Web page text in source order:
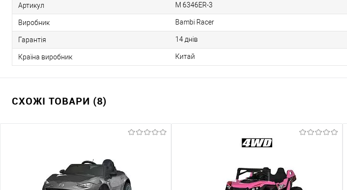
Артикул M 6346ER-3
Виробник Bambi Racer
Гарантія 14 днів
Країна виробник Китай
СХОЖІ ТОВАРИ (8)